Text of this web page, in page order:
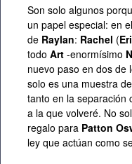
Son solo algunos
un papel especial: en
de Raylan: Rachel (
todo Art -enormísimo
nuevo paso en dos de
solo es una muestra
tanto en la separación
a la que volveré. No
regalo para Patton
ley que actúan como